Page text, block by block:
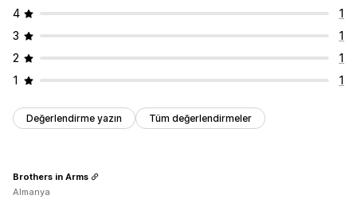
4
1
3
1
2
1
1
1
Değerlendirme yazın Tüm değerlendirmeler
Brothers in Arms
Almanya